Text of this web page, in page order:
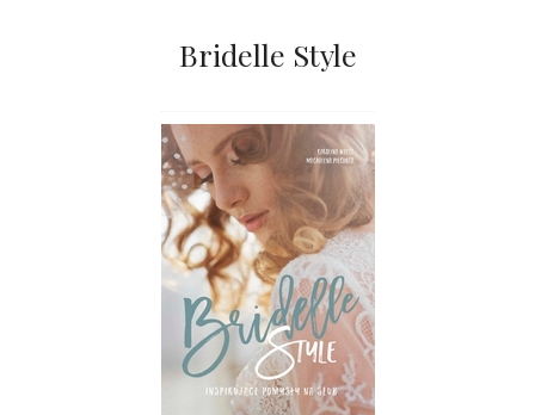
Bridelle Style